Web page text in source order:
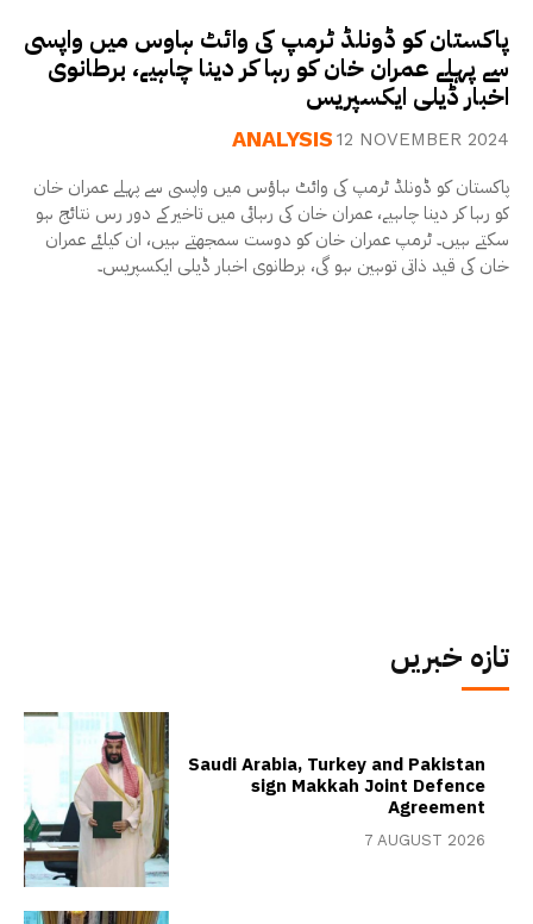
پاکستان کو ڈونلڈ ٹرمپ کی وائٹ ہاوس میں واپسی
سے پہلے عمران خان کو رہا کر دینا چاہیے، برطانوی
اخبار ڈیلی ایکسپریس
ANALYSIS 12 NOVEMBER 2024
پاکستان کو ڈونلڈ ٹرمپ کی وائٹ ہاؤس میں واپسی سے پہلے عمران خان
کو رہا کر دینا چاہیے، عمران خان کی رہائی میں تاخیر کے دور رس نتائج ہو
سکتے ہیں۔ ٹرمپ عمران خان کو دوست سمجھتے ہیں، ان کیلئے عمران
خان کی قید ذاتی توہین ہو گی، برطانوی اخبار ڈیلی ایکسپریس۔
تازہ خبریں
Saudi Arabia, Turkey and Pakistan
sign Makkah Joint Defence
Agreement
7 AUGUST 2026